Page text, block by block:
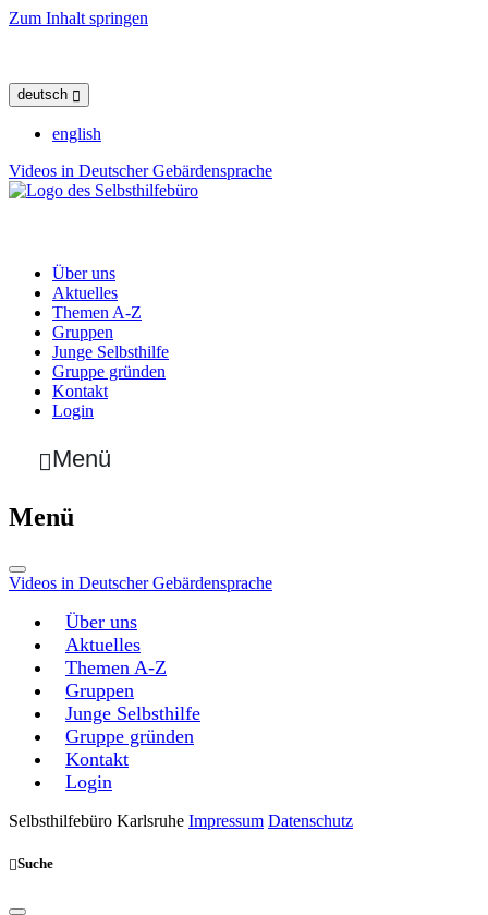
Zum Inhalt springen
deutsch
english
Videos in Deutscher Gebärdensprache
Über uns
Aktuelles
Themen A-Z
Gruppen
Junge Selbsthilfe
Gruppe gründen
Kontakt
Login
Menü
Menü
Videos in Deutscher Gebärdensprache
Über uns
Aktuelles
Themen A-Z
Gruppen
Junge Selbsthilfe
Gruppe gründen
Kontakt
Login
Selbsthilfebüro Karlsruhe Impressum Datenschutz
Suche